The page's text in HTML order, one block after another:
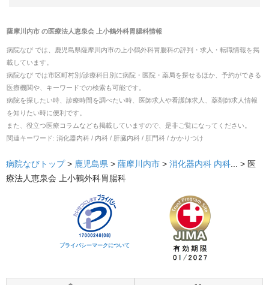
薩摩川内市の医療法人恵泉会 上小鶴外科胃腸科情報
病院なび では、 鹿児島県薩摩川内市の上小鶴外科胃腸科の評判・求人・転職情報を掲
載しています。
病院なび では市区町村別/診療科目別に病院・医院・薬局を探せるほか、予約ができる
医療機関や、キーワードでの検索も可能です。
病院を探したい時、診療時間を調べたい時、医師求人や看護師求人、薬剤師求人情報
を知りたい時に便利です。
また、役立つ医療コラムなども掲載していますので、是非ご覧になってください。
関連キーワード: 消化器内科 / 内科 / 肝臓内科 / 肛門科 / かかりつけ
病院なびトップ > 鹿児島県 > 薩摩川内市 > 消化器内科 内科... > 医
療法人恵泉会 上小鶴外科胃腸科
プライバシーマークについて